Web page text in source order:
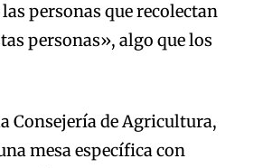
personas que recolectan
personas», algo que los
Consejería de Agricultura,
mesa específica con